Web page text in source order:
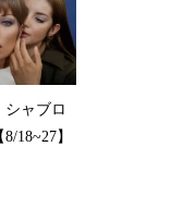
シャブロ
18~27】